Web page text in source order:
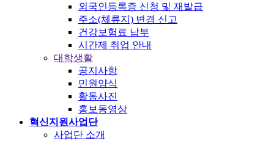
외국인등록증 신청 및 재발급
주소(체류지) 변경 신고
건강보험료 납부
시간제 취업 안내
대학생활
공지사항
민원양식
활동사진
홍보동영상
혁신지원사업단
사업단 소개